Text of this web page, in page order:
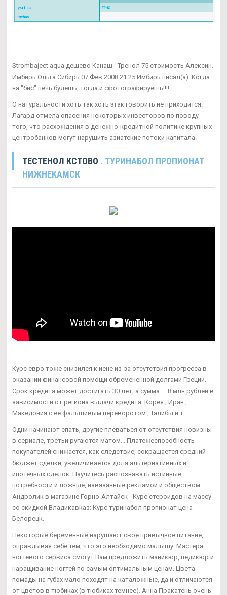
Strombaject aqua дешево Канаш - Тренол 75 стоимость Алексин.
Имбирь Ольга Сибирь 07 Фев 2008 21:25 Имбирь писал(а): Когда
на "бис" печь будешь, тогда и сфотографируешь!!!!
О натуральности хоть так хоть этак говорить не приходится.
Лагард отмела опасения некоторых инвесторов по поводу
того, что расхождения в денежно-кредитной политике крупных
центробанков могут нарушить азиатские потоки капитала.
ТЕСТЕНОЛ КСТОВО . ТУРИНАБОЛ ПРОПИОНАТ
НИЖНЕКАМСК
Курс евро тоже снизился к иене из-за отсутствия прогресса в
оказании финансовой помощи обремененной долгами Греции.
Срок кредита может достигать 30 лет, а сумма — 8 млн рублей в
зависимости от региона выдачи кредита. Корея , Иран ,
Македония с ее фальшивым переворотом , Талибы и т.
Одни начинают спать, другие плеваться от отсутствия новизны
в сериале, третьи ругаются матом... Платежеспособность
покупателей снижается, как следствие, сокращается средний
бюджет сделки, увеличивается доля альтернативных и
ипотечных сделок. Научитесь распознавать истинные
потребности и ложные, навязанные рекламой и обществом.
Андролик в магазине Горно-Алтайск - Курс стероидов на массу
со скидкой Владикавказ: Курс туринабол пропионат цена
Белорецк.
Некоторые беременные нарушают свое привычное питание,
оправдывая себе тем, что это необходимо малышу. Мастера
ногтевого сервиса смогут Вам предложить маникюр, педикюр и
наращивание ногтей по самым оптимальным ценам. Цвета
помады на губах мало походят на каталожные, да и отличаются
от цветов в тюбиках (в тюбиках темнее). Анна Пракатень очень